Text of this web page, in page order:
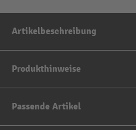
Artikelbeschreibung
Produkthinweise
Passende Artikel